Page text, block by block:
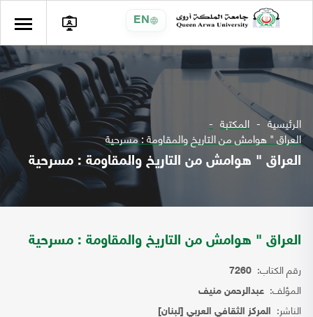
EN
الرئيسية المكتبة
العراق " هوامش من التاريخ والمقاومة : مسرحية
العراق " هوامش من التاريخ والمقاومة : مسرحية
العراق " هوامش من التاريخ والمقاومة : مسرحية
رقم الكتاب: 7260
المؤلف: عبدالرحمن منيف
الناشر: المركز الثقافي العربي [لبنان]